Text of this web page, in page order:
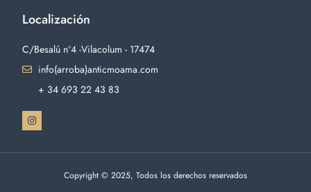
Localización
C/Besalú nº4 -Vilacolum - 17474
info(arroba)anticmoama.com
+ 34 693 22 43 83
Copyright © 2025, Todos los derechos reservados